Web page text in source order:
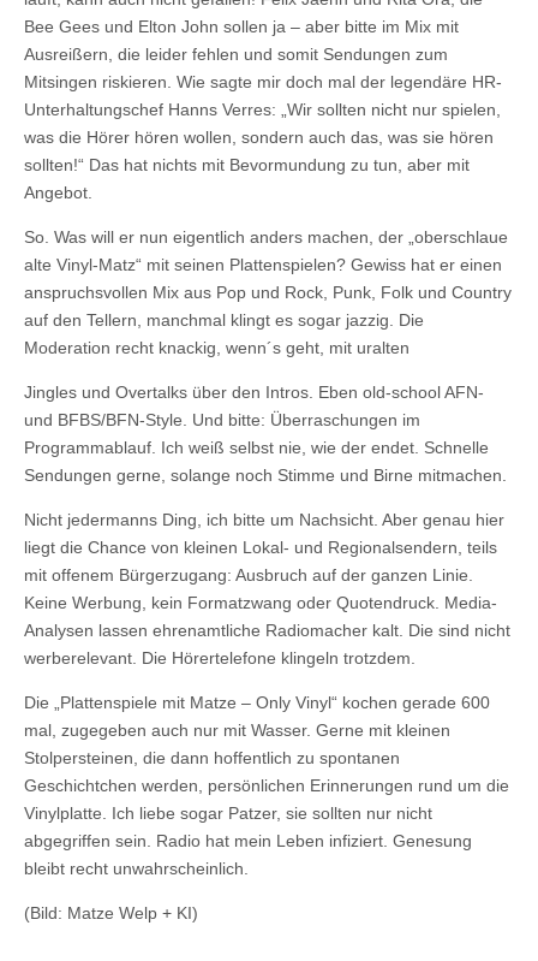
Bee Gees und Elton John sollen ja – aber bitte im Mix mit
Ausreißern, die leider fehlen und somit Sendungen zum
Mitsingen riskieren. Wie sagte mir doch mal der legendäre HR-
Unterhaltungschef Hanns Verres: „Wir sollten nicht nur spielen,
was die Hörer hören wollen, sondern auch das, was sie hören
sollten!“ Das hat nichts mit Bevormundung zu tun, aber mit
Angebot.
So. Was will er nun eigentlich anders machen, der „oberschlaue
alte Vinyl-Matz“ mit seinen Plattenspielen? Gewiss hat er einen
anspruchsvollen Mix aus Pop und Rock, Punk, Folk und Country
auf den Tellern, manchmal klingt es sogar jazzig. Die
Moderation recht knackig, wenn´s geht, mit uralten
Jingles und Overtalks über den Intros. Eben old-school AFN-
und BFBS/BFN-Style. Und bitte: Überraschungen im
Programmablauf. Ich weiß selbst nie, wie der endet. Schnelle
Sendungen gerne, solange noch Stimme und Birne mitmachen.
Nicht jedermanns Ding, ich bitte um Nachsicht. Aber genau hier
liegt die Chance von kleinen Lokal- und Regionalsendern, teils
mit offenem Bürgerzugang: Ausbruch auf der ganzen Linie.
Keine Werbung, kein Formatzwang oder Quotendruck. Media-
Analysen lassen ehrenamtliche Radiomacher kalt. Die sind nicht
werberelevant. Die Hörertelefone klingeln trotzdem.
Die „Plattenspiele mit Matze – Only Vinyl“ kochen gerade 600
mal, zugegeben auch nur mit Wasser. Gerne mit kleinen
Stolpersteinen, die dann hoffentlich zu spontanen
Geschichtchen werden, persönlichen Erinnerungen rund um die
Vinylplatte. Ich liebe sogar Patzer, sie sollten nur nicht
abgegriffen sein. Radio hat mein Leben infiziert. Genesung
bleibt recht unwahrscheinlich.
(Bild: Matze Welp + KI)